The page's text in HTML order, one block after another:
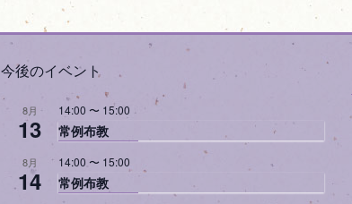
今後のイベント
8月
13
14:00 〜 15:00
常例布教
8月
14
14:00 〜 15:00
常例布教